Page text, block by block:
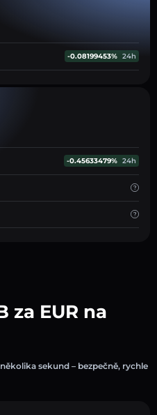
-0.08199453% 24h
-0.45633479% 24h
za EUR na
sekund – bezpečně, rychle